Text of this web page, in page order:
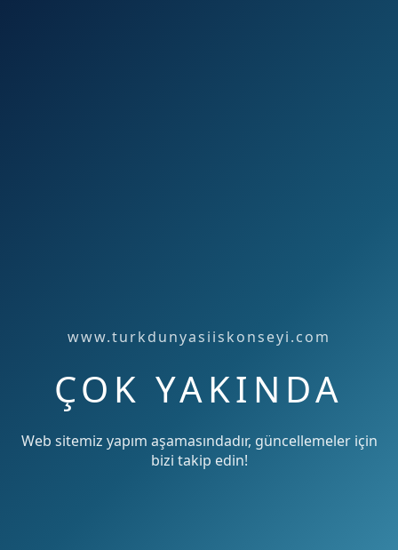
www.turkdunyasiiskonseyi.com
ÇOK YAKINDA
Web sitemiz yapım aşamasındadır, güncellemeler için
bizi takip edin!